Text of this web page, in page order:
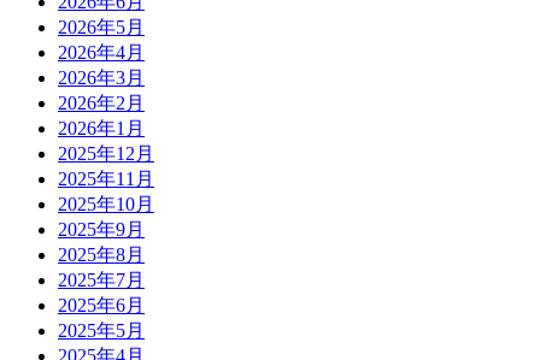
2026年5月
2026年4月
2026年3月
2026年2月
2026年1月
2025年12月
2025年11月
2025年10月
2025年9月
2025年8月
2025年7月
2025年6月
2025年5月
2025年4月